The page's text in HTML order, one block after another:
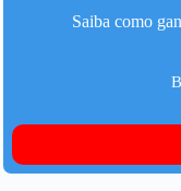
Saiba como